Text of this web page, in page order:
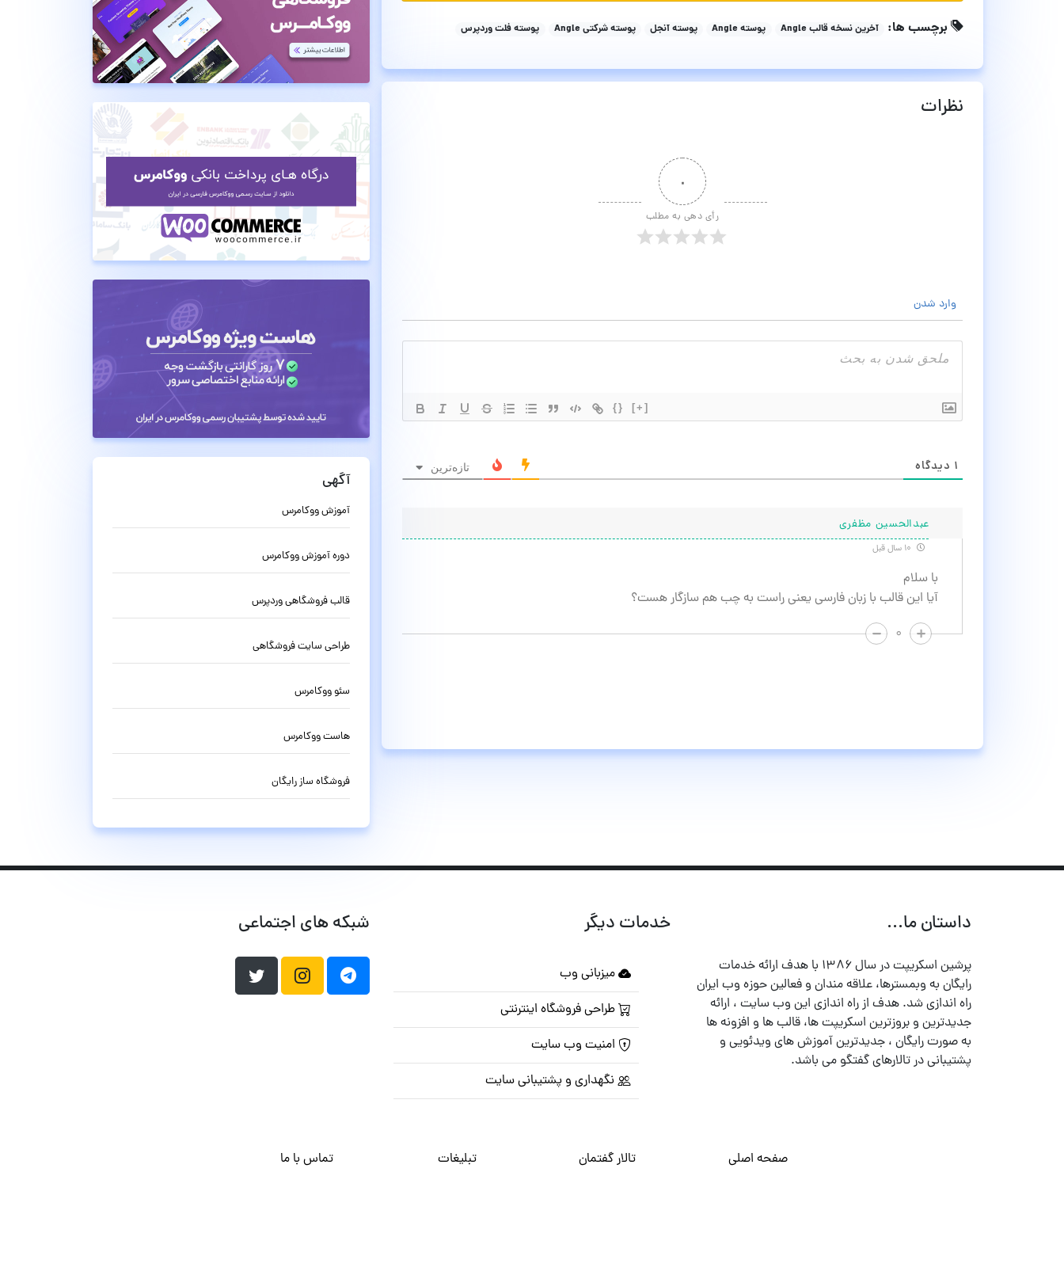
برچسب ها: آخرین نسخه قالب Angle پوسته Angle پوسته آنجل پوسته شرکتی Angle پوسته فلت وردپرس
نظرات
۰
رأی دهی به مطلب
وارد شدن
{} [+]
۱ دیدگاه تازه‌ترین
عبدالحسین مظفری
با سلام
آیا این قالب با زبان فارسی یعنی راست به چب هم سازگار هست؟
۰
آگهی
آموزش ووکامرس
دوره آموزش ووکامرس
قالب فروشگاهی وردپرس
طراحی سایت فروشگاهی
سئو ووکامرس
هاست ووکامرس
فروشگاه ساز رایگان
داستان ما...
پرشین اسکریپت در سال ۱۳۸۶ با هدف ارائه خدمات
رایگان به وبمسترها، علاقه مندان و فعالین حوزه وب ایران
راه اندازی شد. هدف از راه اندازی این وب سایت ، ارائه
جدیدترین و بروزترین اسکریپت ها، قالب ها و افزونه ها
به صورت رایگان ، جدیدترین آموزش های ویدئویی و
پشتیبانی در تالارهای گفتگو می باشد.
خدمات دیگر
میزبانی وب
طراحی فروشگاه اینترنتی
امنیت وب سایت
نگهداری و پشتیبانی سایت
شبکه های اجتماعی
صفحه اصلی تالار گفتمان تبلیغات تماس با ما